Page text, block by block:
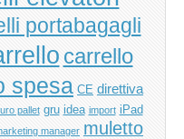
portabagagli
carrello
spesa CE direttiva
pallet gru idea import iPad
manager muletto